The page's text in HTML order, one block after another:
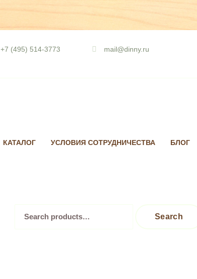
to
+7 (495) 514-3773 mail@dinny.ru
КАТАЛОГ УСЛОВИЯ СОТРУДНИЧЕСТВА БЛОГ
for:
Search